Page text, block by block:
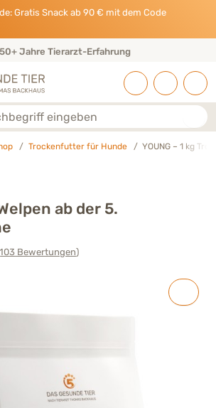
Gratis Snack ab 90 € mit dem Code
Erfahrung
Trockenfutter für Hunde YOUNG – 1 kg
ab der 5.
Bewertungen)